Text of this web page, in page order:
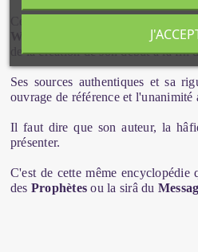
, qui comme son
de la création de son début à la fin
Ses sources authentiques et sa
ouvrage de référence et l'unanimité
Il faut dire que son auteur, la
présenter.
C'est de cette même encyclopédie
des Prophètes ou la sirâ du